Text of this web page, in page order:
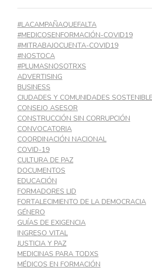
#LACAMPAÑAQUEFALTA
#MEDICOSENFORMACIÓN-COVID19
#MITRABAJOCUENTA-COVID19
#NOSTOCA
#PLUMASNOSOTRXS
ADVERTISING
BUSINESS
CIUDADES Y COMUNIDADES
CONSEJO ASESOR
CONSTRUCCIÓN SIN CORRUPCIÓN
CONVOCATORIA
COORDINACIÓN NACIONAL
COVID-19
CULTURA DE PAZ
DOCUMENTOS
EDUCACIÓN
FORMADORES LID
FORTALECIMIENTO DE LA DEMOCRACIA
GÉNERO
GUÍAS DE EXIGENCIA
INGRESO VITAL
JUSTICIA Y PAZ
MEDICINAS PARA TODXS
MÉDICOS EN FORMACIÓN